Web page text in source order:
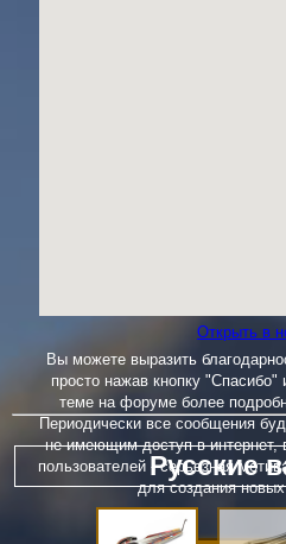
Открыть в
Вы можете выразить
просто нажав кнопку "Спасибо"
теме на форуме более
Периодически все сообщения
не имеющим доступ в
пользователей - серьезная
для создания
Русские